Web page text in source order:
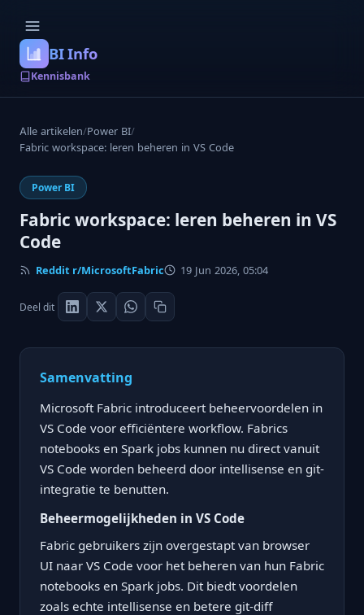
BI Info
Kennisbank
Alle artikelen/Power BI/
Fabric workspace: leren beheren in VS Code
Power BI
Fabric workspace: leren beheren in VS
Code
Reddit r/MicrosoftFabric 19 Jun 2026, 05:04
Deel dit
Samenvatting
Microsoft Fabric introduceert beheervoordelen in
VS Code voor efficiëntere workflow. Fabrics
notebooks en Spark jobs kunnen nu direct vanuit
VS Code worden beheerd door intellisense en git-
integratie te benutten.
Beheermogelijkheden in VS Code
Fabric gebruikers zijn overgestapt van browser
UI naar VS Code voor het beheren van hun Fabric
notebooks en Spark jobs. Dit biedt voordelen
zoals echte intellisense en betere git-diff